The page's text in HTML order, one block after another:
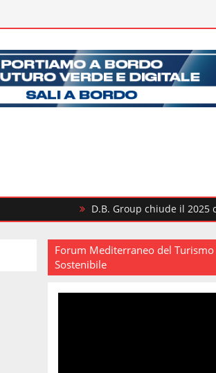
D.B. Group chiude il 2025 con
Forum Mediterraneo del Turismo
Sostenibile